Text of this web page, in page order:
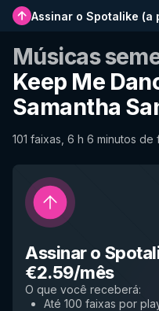
Assinar o Spotalike (a
Músicas
Keep Me
Samantha
101 faixas, 6 h 6 minutos
Assinar o
€2.59/mês
O que você receberá:
Até 100 faixas por